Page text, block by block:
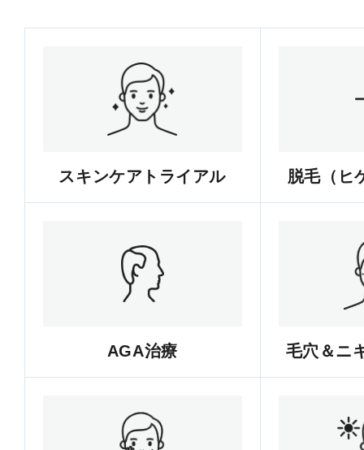
スキンケアトライアル 脱毛（ヒ
AGA治療 毛穴＆ニ